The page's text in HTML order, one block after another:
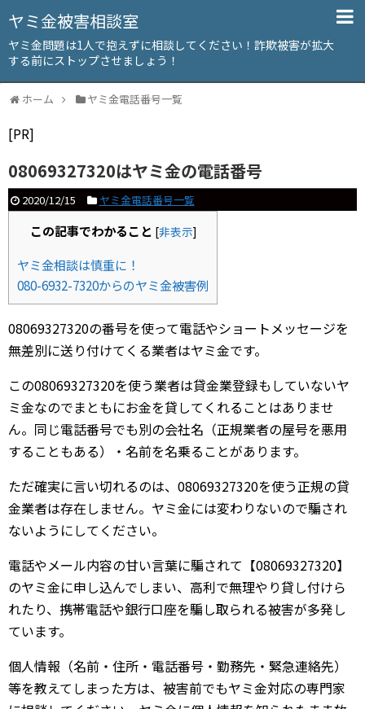
ヤミ金被害相談室
ヤミ金問題は1人で抱えずに相談してください！詐欺被害が拡大
する前にストップさせましょう！
ホーム ヤミ金電話番号一覧
[PR]
08069327320はヤミ金の電話番号
2020/12/15 ヤミ金電話番号一覧
この記事でわかること [非表示]
ヤミ金相談は慎重に！
080-6932-7320からのヤミ金被害例
08069327320の番号を使って電話やショートメッセージを
無差別に送り付けてくる業者はヤミ金です。
この08069327320を使う業者は貸金業登録もしていないヤ
ミ金なのでまともにお金を貸してくれることはありませ
ん。同じ電話番号でも別の会社名（正規業者の屋号を悪用
することもある）・名前を名乗ることがあります。
ただ確実に言い切れるのは、08069327320を使う正規の貸
金業者は存在しません。ヤミ金には変わりないので騙され
ないようにしてください。
電話やメール内容の甘い言葉に騙されて【08069327320】
のヤミ金に申し込んでしまい、高利で無理やり貸し付けら
れたり、携帯電話や銀行口座を騙し取られる被害が多発し
ています。
個人情報（名前・住所・電話番号・勤務先・緊急連絡先）
等を教えてしまった方は、被害前でもヤミ金対応の専門家